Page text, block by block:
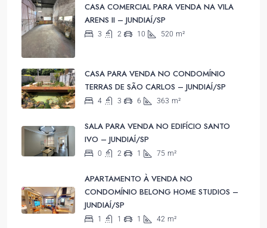
CASA COMERCIAL PARA VENDA NA VILA
ARENS II – JUNDIAÍ/SP
3 2 10 520 m²
CASA PARA VENDA NO CONDOMÍNIO
TERRAS DE SÃO CARLOS – JUNDIAÍ/SP
4 3 6 363 m²
SALA PARA VENDA NO EDIFÍCIO SANTO
IVO – JUNDIAÍ/SP
0 2 1 75 m²
APARTAMENTO À VENDA NO
CONDOMÍNIO BELONG HOME STUDIOS –
JUNDIAÍ/SP
1 1 1 42 m²